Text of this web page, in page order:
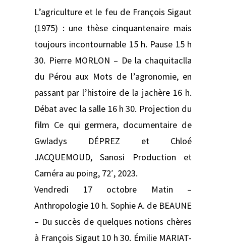
L’agriculture et le feu de François Sigaut
(1975) : une thèse cinquantenaire mais
toujours incontournable 15 h. Pause 15 h
30. Pierre MORLON – De la chaquitaclla
du Pérou aux Mots de l’agronomie, en
passant par l’histoire de la jachère 16 h.
Débat avec la salle 16 h 30. Projection du
film Ce qui germera, documentaire de
Gwladys DÉPREZ et Chloé
JACQUEMOUD, Sanosi Production et
Caméra au poing, 72′, 2023.
Vendredi 17 octobre Matin –
Anthropologie 10 h. Sophie A. de BEAUNE
– Du succès de quelques notions chères
à François Sigaut 10 h 30. Émilie MARIAT-